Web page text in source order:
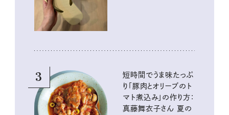
3
短時間でうま味たっぷ
り「豚肉とオリーブのト
マト煮込み」の作り方：
真藤舞衣子さん 夏の